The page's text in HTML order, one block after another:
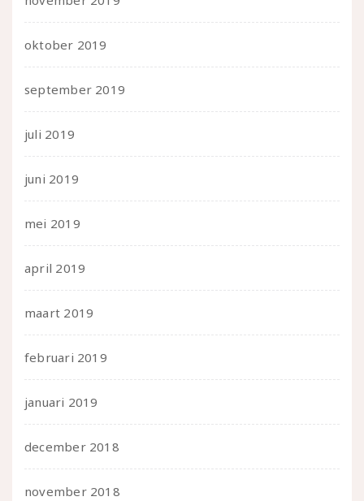
oktober 2019
september 2019
juli 2019
juni 2019
mei 2019
april 2019
maart 2019
februari 2019
januari 2019
december 2018
november 2018